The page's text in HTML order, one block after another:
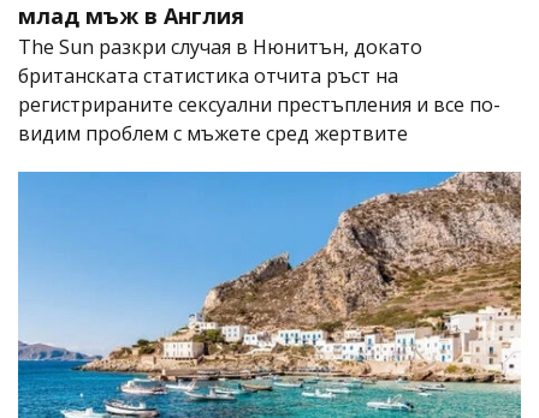
млад мъж в Англия
The Sun разкри случая в Нюнитън, докато
британската статистика отчита ръст на
регистрираните сексуални престъпления и все по-
видим проблем с мъжете сред жертвите